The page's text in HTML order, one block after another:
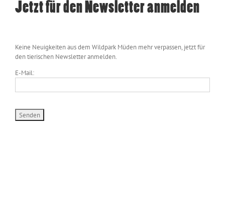
Jetzt für den Newsletter anmelden
Keine Neuigkeiten aus dem Wildpark Müden mehr verpassen, jetzt für
den tierischen Newsletter anmelden.
E-Mail: